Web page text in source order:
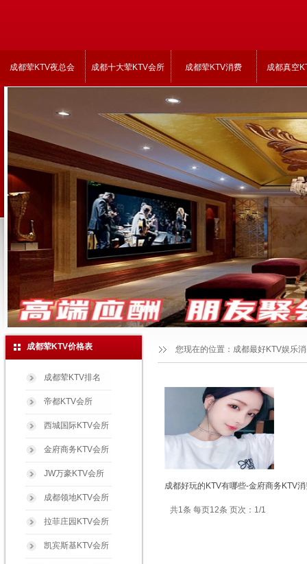
成都荤KTV夜总会 成都十大荤KTV会所 成都荤KTV消费 成都真空
成都荤KTV价格表
成都荤KTV排名
帝都KTV会所
西城国际KTV会所
金府商务KTV会所
JW万豪KTV会所
成都领地KTV会所
拉菲庄园KTV会所
凯宾斯基KTV会所
成都好玩的KTV有哪些-金府商务KTV
共1条 每页12条 页次：1/1
您现在的位置： 成都最好KTV娱乐